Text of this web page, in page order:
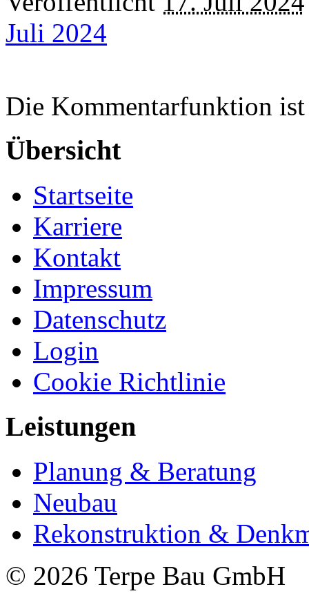
Juli 2024
Die Kommentarfunktion ist
Übersicht
Startseite
Karriere
Kontakt
Impressum
Datenschutz
Login
Cookie Richtlinie
Leistungen
Planung & Beratung
Neubau
Rekonstruktion &
© 2026 Terpe Bau GmbH